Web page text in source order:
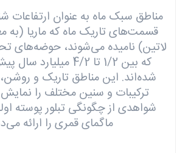
قسمت‌های تاریک ماه که ماریا (به
لاتین) نامیده می‌شوند، حوضه‌های
که بین 1/2 تا 4/2
شده‌اند. این مناطق تاریک و
ترکیبات و سنین مختلف را
شواهدی از چگونگی تبلور پوسته
ماگمای قمری را ارائه